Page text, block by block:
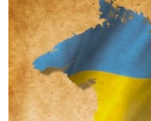
пошуку
ВСЕ ЗА ДЕНЬ
СПЕЦПРОЕКТИ
ДЕПОРТАЦІЯ
ВІДЕОУРОКИ «ELIFBE»
ЯК ОБІЙТИ БЛОКУВАННЯ
Русский